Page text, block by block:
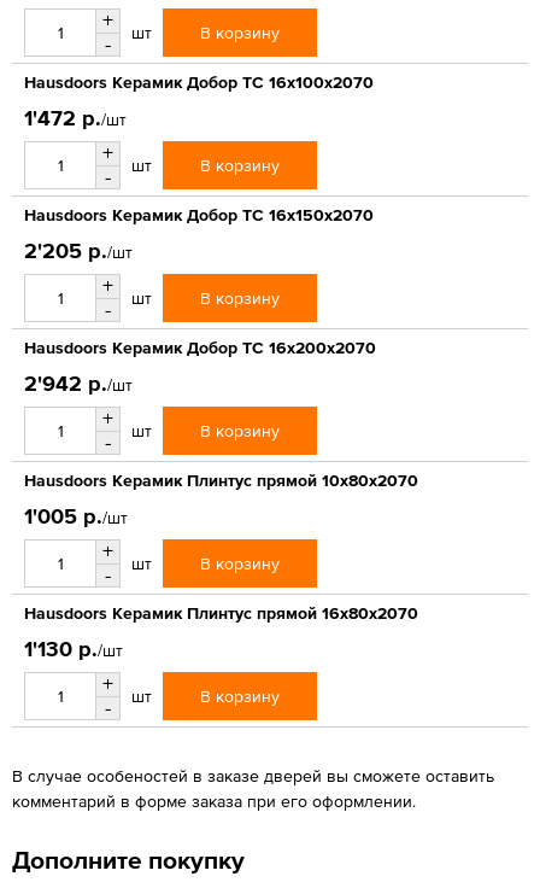
+
-
шт В корзину
Hausdoors Керамик Добор ТС 16x100x2070
1'472 р./шт
+
-
шт В корзину
Hausdoors Керамик Добор ТС 16x150x2070
2'205 р./шт
+
-
шт В корзину
Hausdoors Керамик Добор ТС 16x200x2070
2'942 р./шт
+
-
шт В корзину
Hausdoors Керамик Плинтус прямой 10x80x2070
1'005 р./шт
+
-
шт В корзину
Hausdoors Керамик Плинтус прямой 16x80x2070
1'130 р./шт
+
-
шт В корзину
В случае особеностей в заказе дверей вы сможете оставить
комментарий в форме заказа при его оформлении.
Дополните покупку